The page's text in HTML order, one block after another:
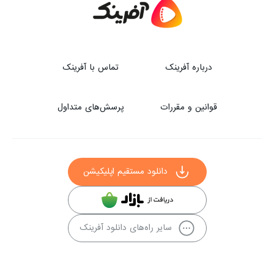
درباره آفرینک تماس با آفرینک
قوانین و مقررات پرسش‌های متداول
دانلود مستقیم اپلیکیشن
سایر راه‌های دانلود آفرینک